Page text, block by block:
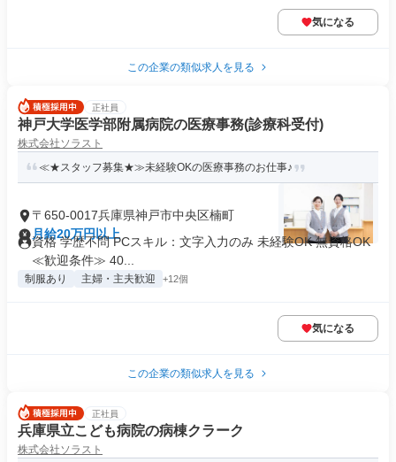
気になる
この企業の類似求人を見る
正社員
神戸大学医学部附属病院の医療事務(診療科受付)
株式会社ソラスト
≪★スタッフ募集★≫未経験OKの医療事務のお仕事♪
〒650-0017兵庫県神戸市中央区楠町
月給20万円以上
資格 学歴不問 PCスキル：文字入力のみ 未経験OK 無資格OK
≪歓迎条件≫ 40...
制服あり 主婦・主夫歓迎 +12個
気になる
この企業の類似求人を見る
正社員
兵庫県立こども病院の病棟クラーク
株式会社ソラスト